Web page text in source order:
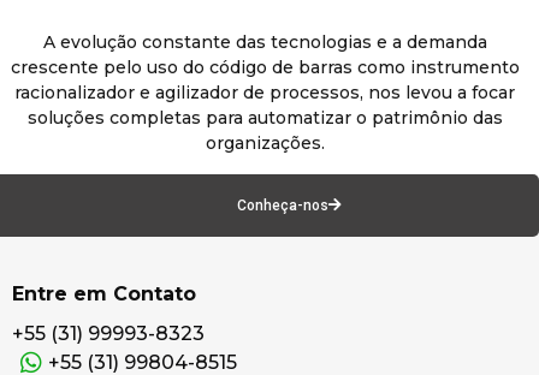
A evolução constante das tecnologias e a demanda
crescente pelo uso do código de barras como instrumento
racionalizador e agilizador de processos, nos levou a focar
soluções completas para automatizar o patrimônio das
organizações.
Conheça-nos
Entre em Contato
+55 (31) 99993-8323
+55 (31) 99804-8515